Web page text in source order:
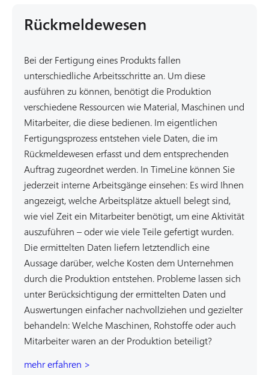
Rückmeldewesen
Bei der Fertigung eines Produkts fallen
unterschiedliche Arbeitsschritte an. Um diese
ausführen zu können, benötigt die Produktion
verschiedene Ressourcen wie Material, Maschinen und
Mitarbeiter, die diese bedienen. Im eigentlichen
Fertigungsprozess entstehen viele Daten, die im
Rückmeldewesen erfasst und dem entsprechenden
Auftrag zugeordnet werden. In TimeLine können Sie
jederzeit interne Arbeitsgänge einsehen: Es wird Ihnen
angezeigt, welche Arbeitsplätze aktuell belegt sind,
wie viel Zeit ein Mitarbeiter benötigt, um eine Aktivität
auszuführen – oder wie viele Teile gefertigt wurden.
Die ermittelten Daten liefern letztendlich eine
Aussage darüber, welche Kosten dem Unternehmen
durch die Produktion entstehen. Probleme lassen sich
unter Berücksichtigung der ermittelten Daten und
Auswertungen einfacher nachvollziehen und gezielter
behandeln: Welche Maschinen, Rohstoffe oder auch
Mitarbeiter waren an der Produktion beteiligt?
mehr erfahren >